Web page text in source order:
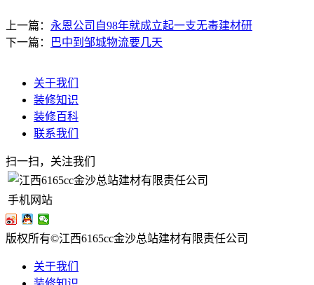
上一篇： 永恩公司自98年就成立起一支无毒建材研
下一篇：
巴中到邹城物流要几天
关于我们
装修知识
装修百科
联系我们
扫一扫，关注我们
手机网站
版权所有©江西6165cc金沙总站建材有限责任公司
关于我们